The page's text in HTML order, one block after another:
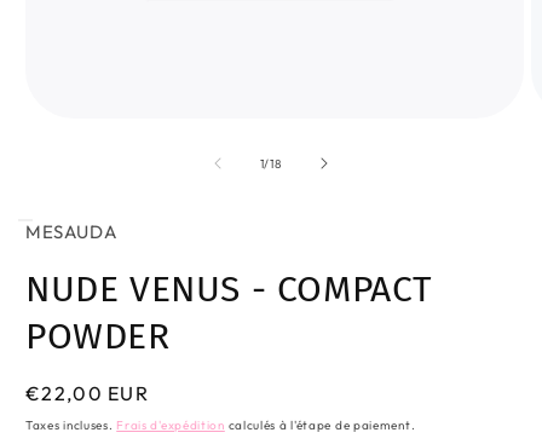
fenêtre
1/de
18
MESAUDA
NUDE VENUS - COMPACT
POWDER
Prix
habituel
€22,00 EUR
Taxes incluses. Frais d'expédition calculés à l'étape de paiement.